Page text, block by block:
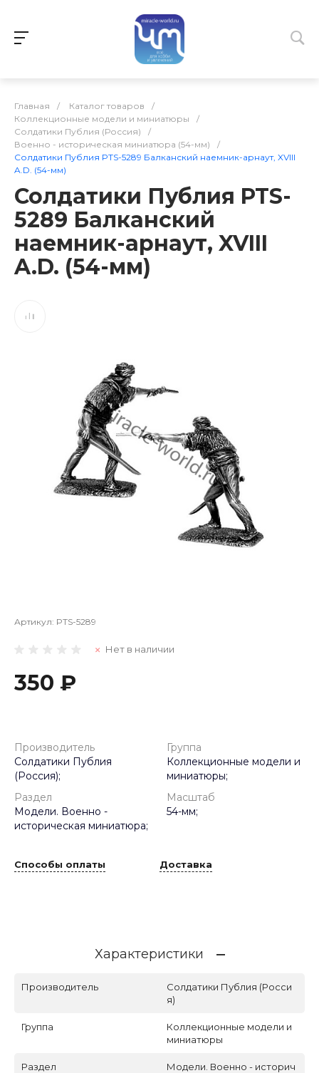
Главная / Каталог товаров
/
Коллекционные модели и миниатюры
/
Солдатики Публия (Россия)
/
Военно - историческая миниатюра (54-мм)
/
Солдатики Публия PTS-5289 Балканский наемник-арнаут, XVIII
A.D. (54-мм)
Солдатики Публия PTS-
5289 Балканский
наемник-арнаут, XVIII
A.D. (54-мм)
Артикул: PTS-5289
Нет в наличии
350 ₽
Производитель
Солдатики Публия
(Россия);
Группа
Коллекционные модели и
миниатюры;
Раздел
Модели. Военно -
историческая миниатюра;
Масштаб
54-мм;
Способы оплаты Доставка
Характеристики
Производитель
Солдатики Публия (Росси
я)
Группа
Коллекционные модели и
миниатюры
Раздел
Модели. Военно - историч